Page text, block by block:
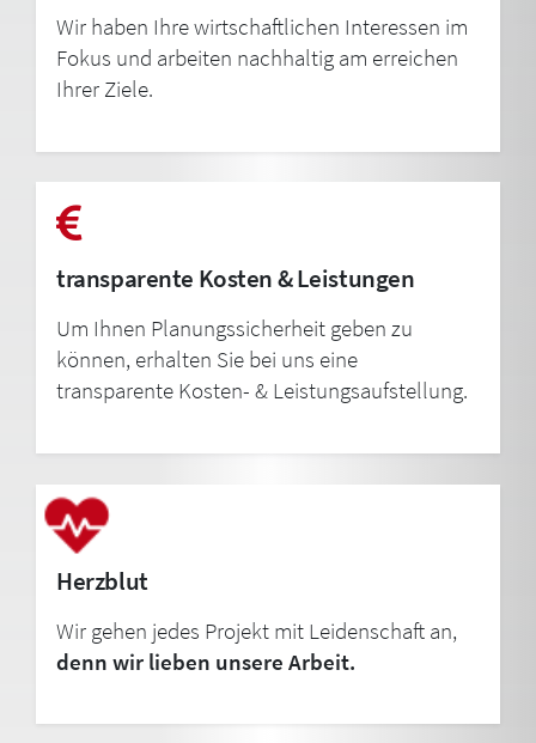
Wir haben Ihre wirtschaftlichen Interessen im
Fokus und arbeiten nachhaltig am erreichen
Ihrer Ziele.
transparente Kosten & Leistungen
Um Ihnen Planungssicherheit geben zu
können, erhalten Sie bei uns eine
transparente Kosten- & Leistungsaufstellung.
Herzblut
Wir gehen jedes Projekt mit Leidenschaft an,
denn wir lieben unsere Arbeit.